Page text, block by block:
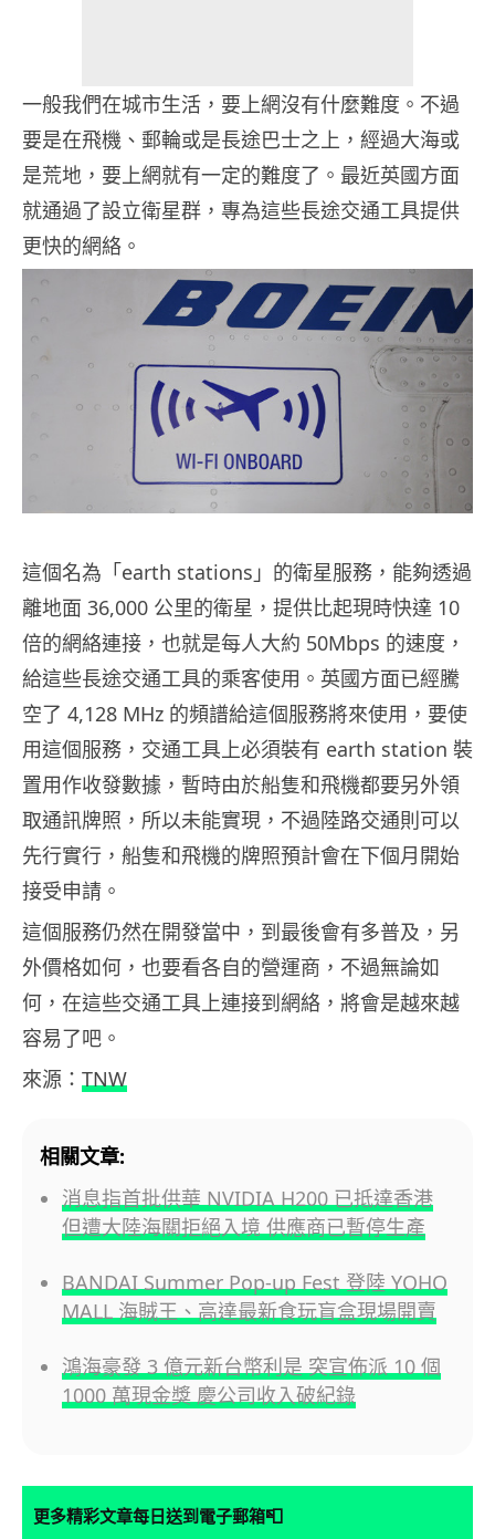
一般我們在城市生活，要上網沒有什麼難度。不過
要是在飛機、郵輪或是長途巴士之上，經過大海或
是荒地，要上網就有一定的難度了。最近英國方面
就通過了設立衛星群，專為這些長途交通工具提供
更快的網絡。
這個名為「earth stations」的衛星服務，能夠透過
離地面 36,000 公里的衛星，提供比起現時快達 10
倍的網絡連接，也就是每人大約 50Mbps 的速度，
給這些長途交通工具的乘客使用。英國方面已經騰
空了 4,128 MHz 的頻譜給這個服務將來使用，要使
用這個服務，交通工具上必須裝有 earth station 裝
置用作收發數據，暫時由於船隻和飛機都要另外領
取通訊牌照，所以未能實現，不過陸路交通則可以
先行實行，船隻和飛機的牌照預計會在下個月開始
接受申請。
這個服務仍然在開發當中，到最後會有多普及，另
外價格如何，也要看各自的營運商，不過無論如
何，在這些交通工具上連接到網絡，將會是越來越
容易了吧。
來源： TNW
相關文章:
消息指首批供華 NVIDIA H200 已抵達香港
但遭大陸海關拒絕入境 供應商已暫停生產
BANDAI Summer Pop-up Fest 登陸 YOHO
MALL 海賊王、高達最新食玩盲盒現場開賣
鴻海豪發 3 億元新台幣利是 突宣佈派 10 個
1000 萬現金獎 慶公司收入破紀錄
更多精彩文章每日送到電子郵箱📮